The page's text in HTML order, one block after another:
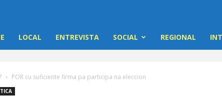
Dia
|
LOCAL ENTREVISTA SOCIAL REGIONAL
POR cu suficiente firma pa participa na eleccion